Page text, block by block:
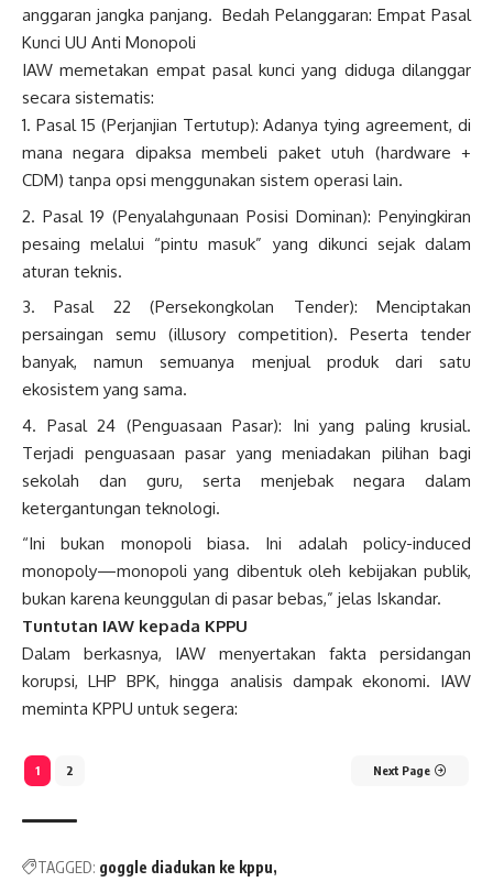
anggaran jangka panjang. Bedah Pelanggaran: Empat Pasal
Kunci UU Anti Monopoli
IAW memetakan empat pasal kunci yang diduga dilanggar
secara sistematis:
Pasal 15 (Perjanjian Tertutup): Adanya tying agreement, di
mana negara dipaksa membeli paket utuh (hardware +
CDM) tanpa opsi menggunakan sistem operasi lain.
Pasal 19 (Penyalahgunaan Posisi Dominan): Penyingkiran
pesaing melalui “pintu masuk” yang dikunci sejak dalam
aturan teknis.
Pasal 22 (Persekongkolan Tender): Menciptakan
persaingan semu (illusory competition). Peserta tender
banyak, namun semuanya menjual produk dari satu
ekosistem yang sama.
Pasal 24 (Penguasaan Pasar): Ini yang paling krusial.
Terjadi penguasaan pasar yang meniadakan pilihan bagi
sekolah dan guru, serta menjebak negara dalam
ketergantungan teknologi.
“Ini bukan monopoli biasa. Ini adalah policy-induced
monopoly—monopoli yang dibentuk oleh kebijakan publik,
bukan karena keunggulan di pasar bebas,” jelas Iskandar.
Tuntutan IAW kepada KPPU
Dalam berkasnya, IAW menyertakan fakta persidangan
korupsi, LHP BPK, hingga analisis dampak ekonomi. IAW
meminta KPPU untuk segera:
1 2 Next Page
TAGGED: goggle diadukan ke kppu